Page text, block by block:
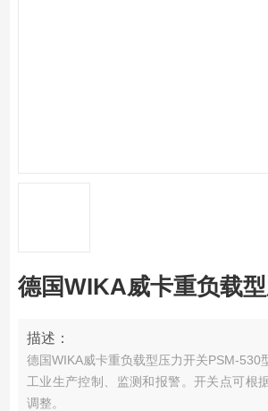
德国WIKA威卡重负载
描述：
德国WIKA威卡重负载型压力开关PSM-530
工业生产控制、监测和报警。开关点可根
调整。